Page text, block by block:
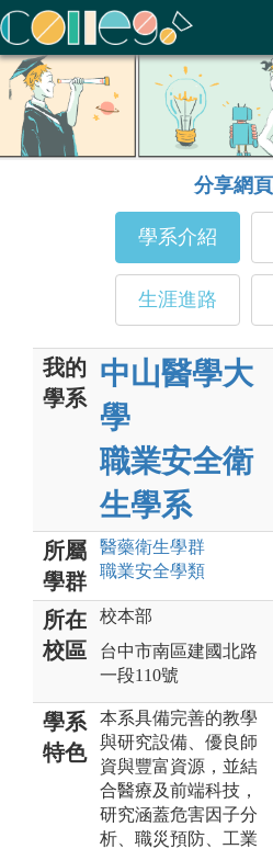
ColleGo! 大學選才與高中育才輔助系
分享網頁
學系介紹
生涯進路
我的
學系
中山醫學大
學
職業安全衛
生學系
所屬
學群
醫藥衛生學群
職業安全學類
所在
校區
校本部
台中市南區建國北路
一段110號
學系
特色
本系具備完善的教學
與研究設備、優良師
資與豐富資源，並結
合醫療及前端科技，
研究涵蓋危害因子分
析、職災預防、工業